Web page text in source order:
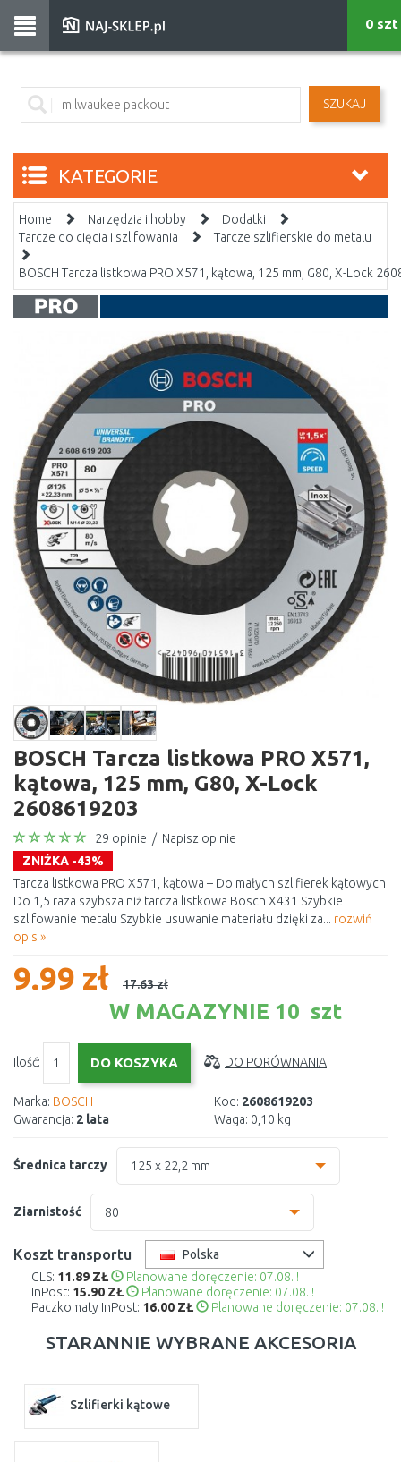
SZUKAJ
0 szt
KATEGORIE
Home Narzędzia i hobby
Dodatki
Tarcze do cięcia i szlifowania
Tarcze szlifierskie do metalu
BOSCH Tarcza listkowa PRO X571, kątowa, 125 mm, G80, X-Lock
BOSCH Tarcza listkowa PRO X571,
kątowa, 125 mm, G80, X-Lock
2608619203
29 opinie / Napisz opinie
ZNIŻKA -43%
Tarcza listkowa PRO X571, kątowa – Do małych szlifierek kątowych
Do 1,5 raza szybsza niż tarcza listkowa Bosch X431 Szybkie
szlifowanie metalu Szybkie usuwanie materiału dzięki za... rozwiń
opis »
9.99 zł 17.63 zł
W MAGAZYNIE 10 szt
Ilość: DO PORÓWNANIA
Marka: BOSCH
Gwarancja: 2 lata
Kod: 2608619203
Waga: 0,10 kg
Średnica tarczy 125 x 22,2 mm
125 x 22,2 mm -9.99 zł
Ziarnistość 80
40 -
60 - 11.50 zł
Koszt transportu
Polska
GLS: 11.89 ZŁ
Planowane doręczenie: 07.08. !
InPost: 15.90 ZŁ
Planowane doręczenie: 07.08. !
Paczkomaty InPost: 16.00 ZŁ Planowane doręczenie: 07.08. !
STARANNIE WYBRANE AKCESORIA
Szlifierki kątowe